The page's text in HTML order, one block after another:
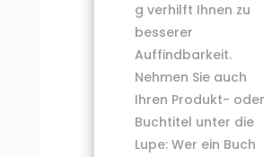
g verhilft Ihnen zu
besserer
Auffindbarkeit.
Nehmen Sie auch
Ihren Produkt- oder
Buchtitel unter die
Lupe: Wer ein Buch